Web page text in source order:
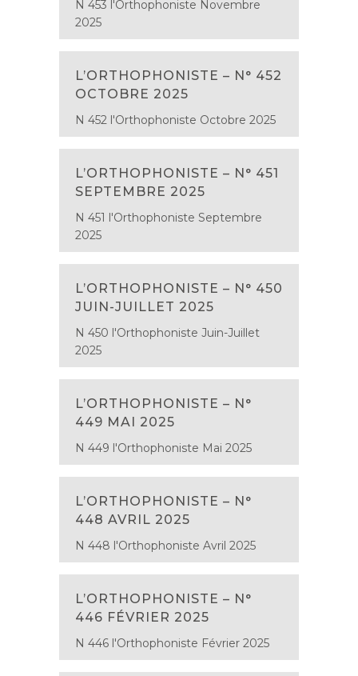
N 453 l'Orthophoniste Novembre
2025
L’ORTHOPHONISTE – N° 452
OCTOBRE 2025
N 452 l'Orthophoniste Octobre 2025
L’ORTHOPHONISTE – N° 451
SEPTEMBRE 2025
N 451 l'Orthophoniste Septembre
2025
L’ORTHOPHONISTE – N° 450
JUIN-JUILLET 2025
N 450 l'Orthophoniste Juin-Juillet
2025
L’ORTHOPHONISTE – N°
449 MAI 2025
N 449 l'Orthophoniste Mai 2025
L’ORTHOPHONISTE – N°
448 AVRIL 2025
N 448 l'Orthophoniste Avril 2025
L’ORTHOPHONISTE – N°
446 FÉVRIER 2025
N 446 l'Orthophoniste Février 2025